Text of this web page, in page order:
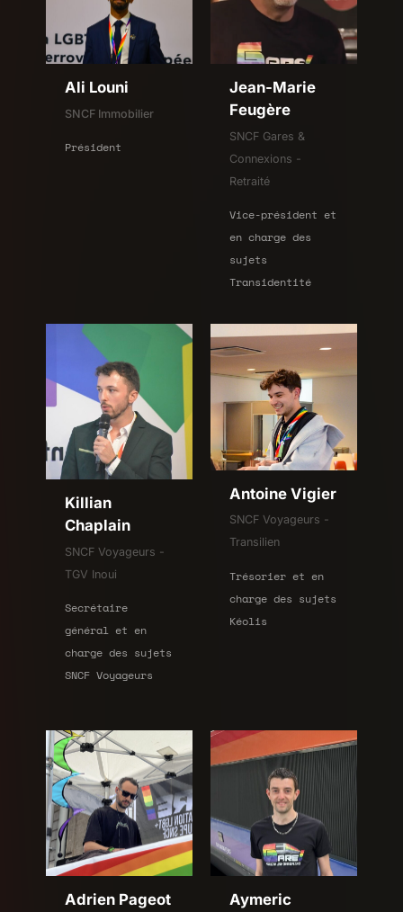
Ali Louni
SNCF Immobilier
Président
Jean-Marie
Feugère
SNCF Gares &
Connexions -
Retraité
Vice-président et
en charge des
sujets
Transidentité
Killian
Chaplain
SNCF Voyageurs -
TGV Inoui
Secrétaire
général et en
charge des sujets
SNCF Voyageurs
Antoine Vigier
SNCF Voyageurs -
Transilien
Trésorier et en
charge des sujets
Kéolis
Adrien Pageot
Aymeric